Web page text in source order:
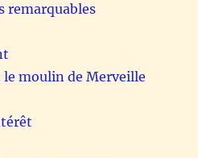
remarquables
le moulin de Merveille